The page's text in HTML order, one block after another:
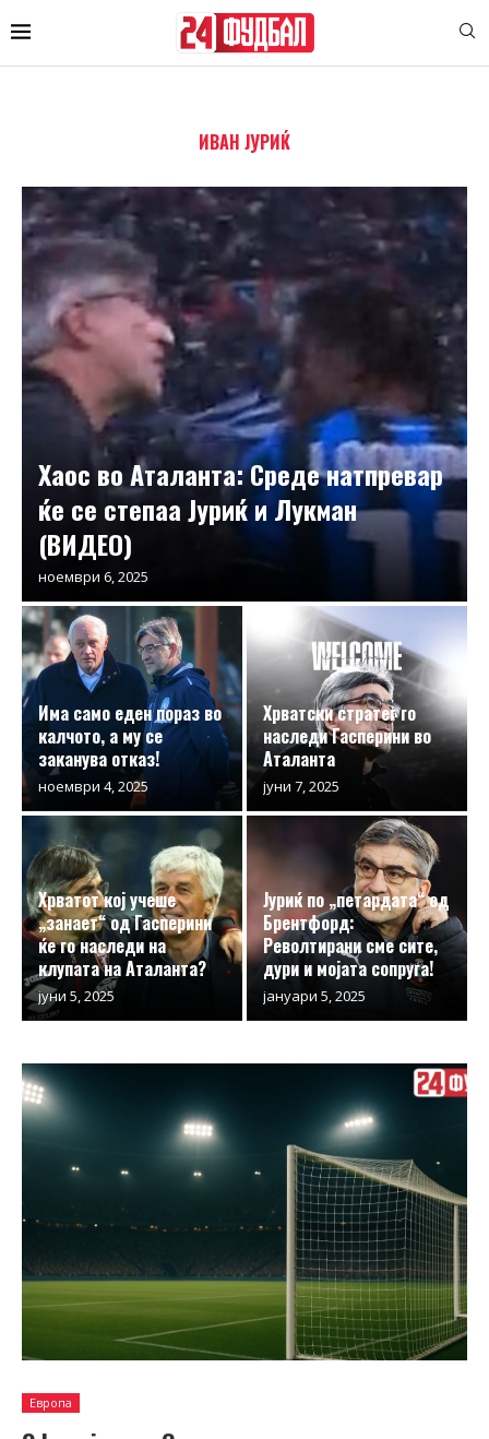
ИВАН ЈУРИЌ
Хаос во Аталанта: Среде натпревар
ќе се степаа Јуриќ и Лукман
(ВИДЕО)
ноември 6, 2025
Има само еден пораз во
калчото, а му се
заканува отказ!
ноември 4, 2025
Хрватски стратег го
наследи Гасперини во
Аталанта
јуни 7, 2025
Хрватот кој учеше
„занает“ од Гасперини
ќе го наследи на
клупата на Аталанта?
јуни 5, 2025
Јуриќ по „петардата“ од
Брентфорд:
Револтирани сме сите,
дури и мојата сопруга!
јануари 5, 2025
Европа